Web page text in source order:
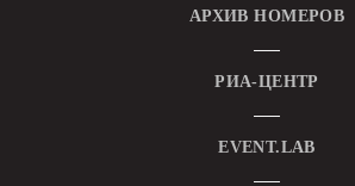
АРХИВ НОМЕРОВ
РИА-ЦЕНТР
EVENT.LAB